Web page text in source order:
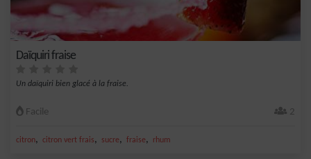
Daïquiri fraise
Un daïquiri bien glacé à la fraise.
Facile 2
citron, citron vert frais, sucre, fraise, rhum